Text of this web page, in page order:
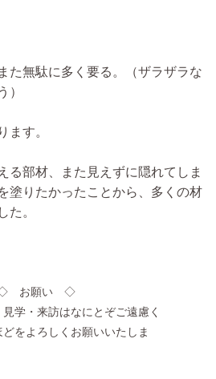
た無駄に多く要る。（ザラザラな
）
ます。
る部材、また見えずに隠れてしま
塗りたかったことから、多くの材
た。
お願い ◇
見学・来訪はなにとぞご遠慮く
をよろしくお願いいたしま